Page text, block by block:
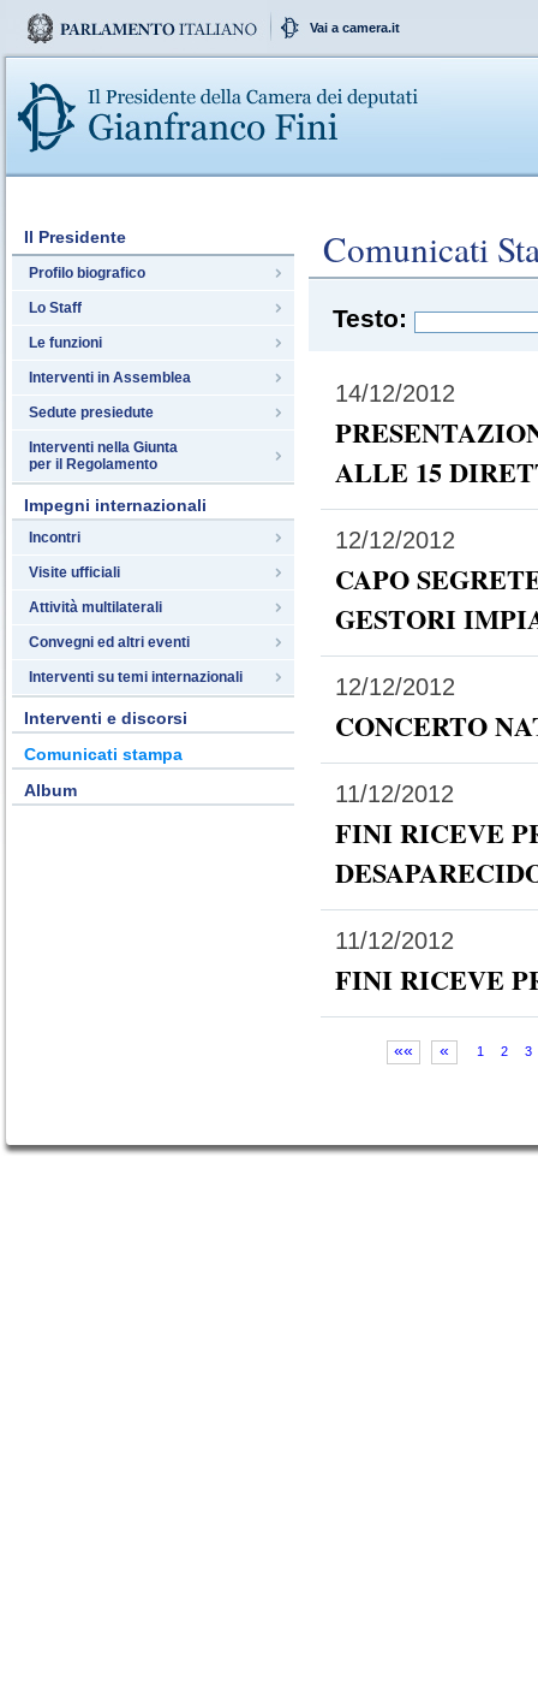
Vai a camera.it
Il Presidente
Profilo biografico
Lo Staff
Le funzioni
Interventi in Assemblea
Sedute presiedute
Interventi nella Giunta
per il Regolamento
Impegni internazionali
Incontri
Visite ufficiali
Attività multilaterali
Convegni ed altri eventi
Interventi su temi internazionali
Interventi e discorsi
Comunicati stampa
Album
Comunicati
Testo:
14/12/2012
ALLE 15
12/12/2012
CAPO
GESTORI
12/12/2012
CONCERTO
11/12/2012
FINI RICEVE
11/12/2012
FINI RICEVE
«« « 1 2 3